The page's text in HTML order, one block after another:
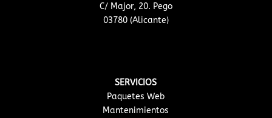
C/ Major, 20. Pego
03780 (Alicante)
SERVICIOS
Paquetes Web
Mantenimientos